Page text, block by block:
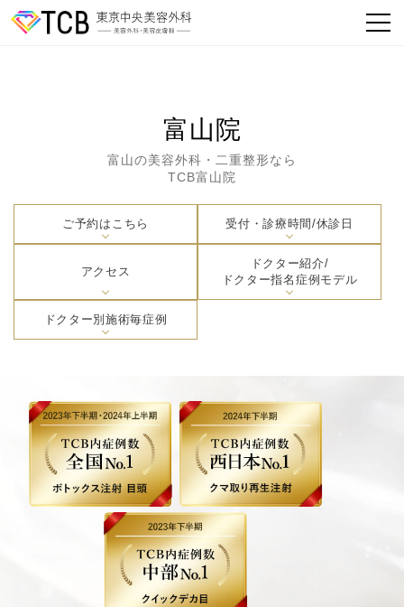
富山院
富山の美容外科・二重整形なら
TCB富山院
ご予約はこちら 受付・診療時間/休診日
アクセス
ドクター紹介/
ドクター指名症例モデル
ドクター別施術毎症例